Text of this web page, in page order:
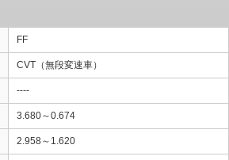
FF
CVT（無段変速車）
----
3.680～0.674
2.958～1.620